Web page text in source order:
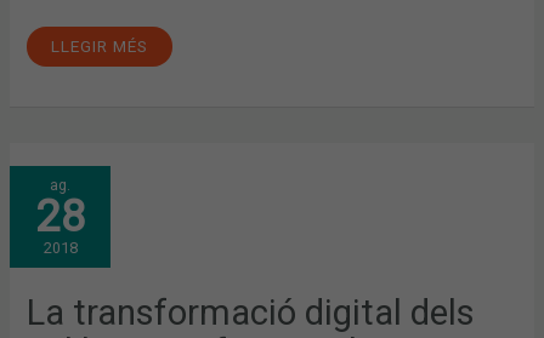
LLEGIR MÉS
ag.
28
2018
La transformació digital dels
LA
TRANSFORMACIÓ
DIGITAL
DELS
COL·LEGIS
PROFESSIONALS